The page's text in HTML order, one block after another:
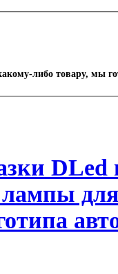
либо товару, мы
DLed